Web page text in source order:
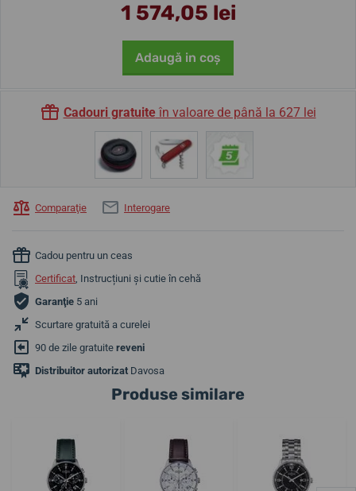
1 574,05 lei
Adaugă in coş
Cadouri gratuiteîn valoare de până la 627 lei
Comparaţie Interogare
Cadou pentru un ceas
Certificat, Instrucțiuni și cutie în cehă
Garanţie 5 ani
Scurtare gratuită a curelei
90 de zile gratuite reveni
Distribuitor autorizat Davosa
Produse similare